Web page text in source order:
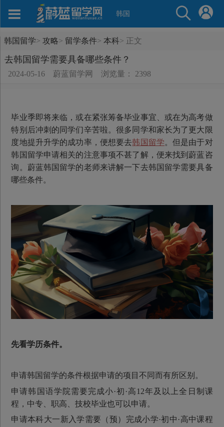
韩国
韩国留学> 攻略> 留学条件> 本科> 正文
去韩国留学需要具备哪些条件？
2024-05-16 蔚蓝留学网 浏览量： 2398
毕业季即将来临，或在紧张筹备毕业事宜、或在为高考做
特别后冲刺的同学们辛苦啦。很多同学和家长为了更大限
度地提升升学的成功率，便想要去韩国留学。但是由于对
韩国留学申请相关的注意事项不甚了解，便来找到蔚蓝咨
询。蔚蓝韩国留学的老师来讲解一下去韩国留学需要具备
哪些条件。
先看学历条件。
申请韩国留学的条件根据申请的项目不同而有所区别。
申请韩国语学院需要完成小·初·高12年及以上全日制课
程，中专、职高、技校毕业也可以申请。
申请本科大一新入学需要（预）完成小学·初中·高中课程